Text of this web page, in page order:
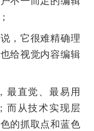
，它很难精确理
给视觉内容编辑
最直觉、最易用
而从技术实现层
的抓取点和蓝色